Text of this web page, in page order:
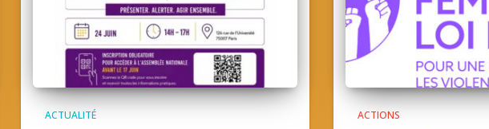
ACTUALITÉ ACTIONS